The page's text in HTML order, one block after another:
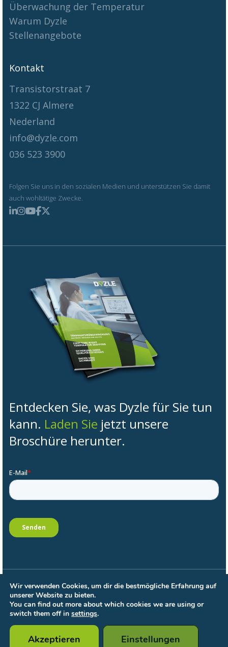
Überwachung der Temperatur
Warum Dyzle
Stellenangebote
Kontakt
Transistorstraat 7
1322 CJ Almere
Nederland
info@dyzle.com
036 523 3900
Folgen Sie uns in den sozialen Medien und unterstützen Sie damit
auch wohltätige Zwecke.
Entdecken Sie, was Dyzle für Sie tun
kann. Laden Sie jetzt unsere
Broschüre herunter.
Allgemeine Bedingungen
Datenschutzbestimmungen
Bedingungen für die Verarbeitung
© 2026 Dyzle. Alle Rechte vorbehalten
Wir verwenden Cookies, um dir die bestmögliche Erfahrung auf
unserer Website zu bieten.
You can find out more about which cookies we are using or
switch them off in settings.
Akzeptieren Einstellungen